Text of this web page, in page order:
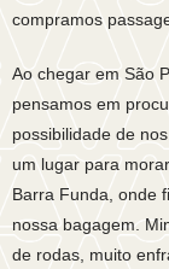
compramos
Ao chegar em São
pensamos em
possibilidade de
um lugar para
Barra Funda, onde
nossa bagagem.
de rodas, muito